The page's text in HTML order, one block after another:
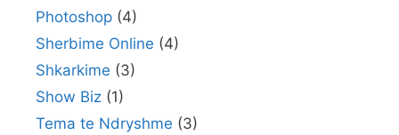
Photoshop (4)
Sherbime Online (4)
Shkarkime (3)
Show Biz (1)
Tema te Ndryshme (3)